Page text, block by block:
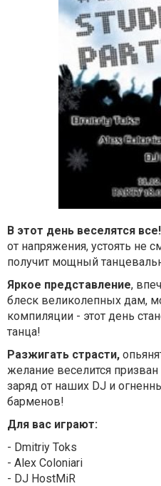
В этот день веселятся все!
от напряжения, устоять не
получит мощный
Яркое представление,
блеск великолепных дам,
компиляции - этот день
танца!
Разжигать страсти,
желание веселится
заряд от наших DJ и
барменов!
Для вас играют:
- Dmitriy Toks
- Alex Coloniari
- DJ HostMiR